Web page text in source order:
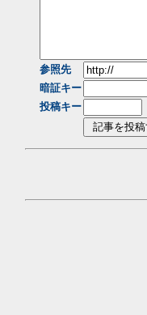
参照先
暗証キー
投稿キー